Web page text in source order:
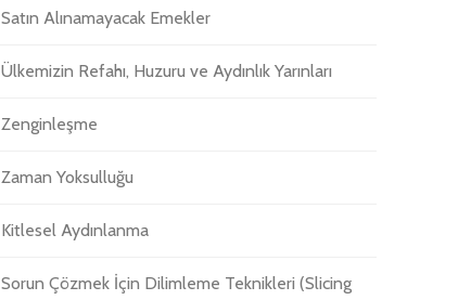
Satın Alınamayacak Emekler
Ülkemizin Refahı, Huzuru ve Aydınlık Yarınları
Zenginleşme
Zaman Yoksulluğu
Kitlesel Aydınlanma
Sorun Çözmek İçin Dilimleme Teknikleri (Slicing